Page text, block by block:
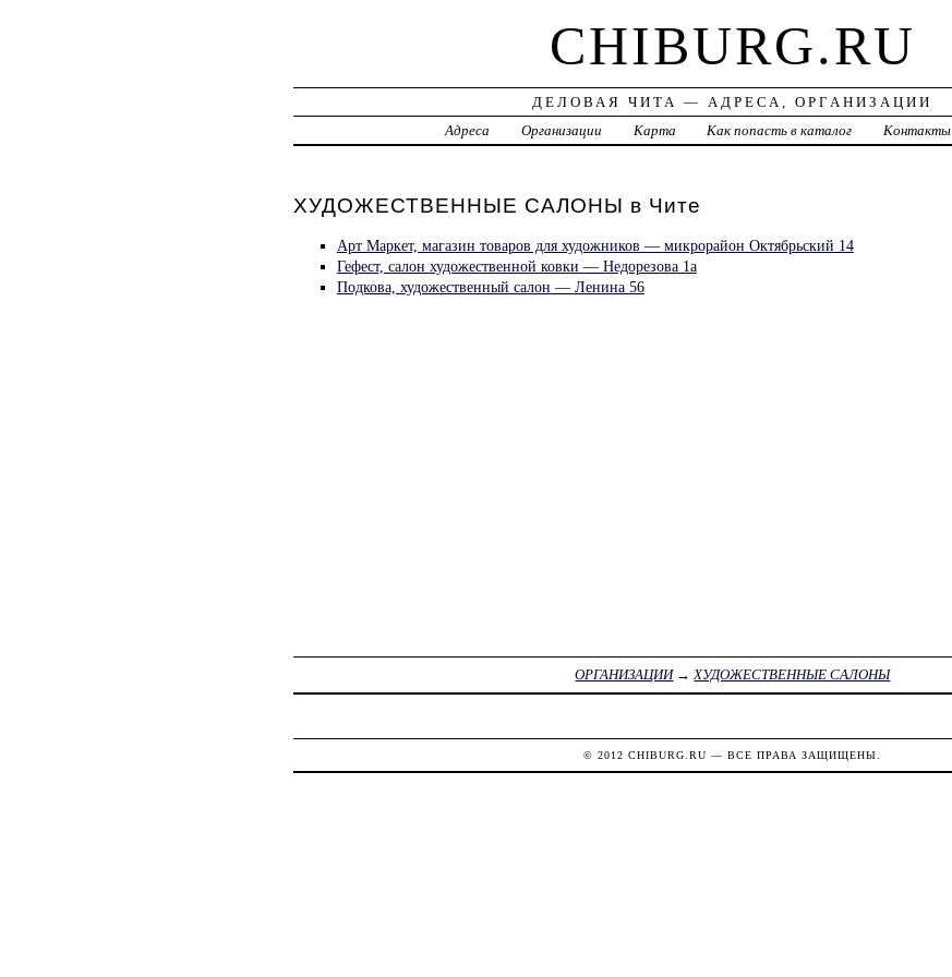
CHIBURG.RU
ДЕЛОВАЯ ЧИТА — АДРЕСА, ОРГАНИЗАЦИИ
Адреса
Организации Карта Как попасть в каталог Контакты
ХУДОЖЕСТВЕННЫЕ САЛОНЫ в Чите
Арт Маркет, магазин товаров для художников — микрорайон Октябрьский 14
Гефест, салон художественной ковки — Недорезова 1а
Подкова, художественный салон — Ленина 56
ОРГАНИЗАЦИИ→ХУДОЖЕСТВЕННЫЕ САЛОНЫ
© 2012CHIBURG.RU — ВСЕ ПРАВА ЗАЩИЩЕНЫ.